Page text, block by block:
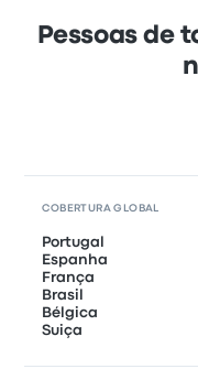
Pessoas de
COBERTURA GLOBAL
Portugal
Espanha
França
Brasil
Bélgica
Suiça